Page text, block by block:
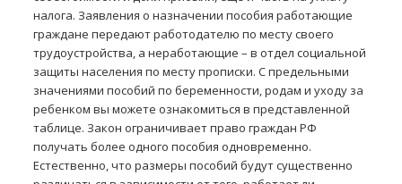
налога. Заявления о назначении пособия работающие
граждане передают работодателю по месту своего
трудоустройства, а неработающие – в отдел социальной
защиты населения по месту прописки. С предельными
значениями пособий по беременности, родам и уходу за
ребенком вы можете ознакомиться в представленной
таблице. Закон ограничивает право граждан РФ
получать более одного пособия одновременно.
Естественно, что размеры пособий будут существенно